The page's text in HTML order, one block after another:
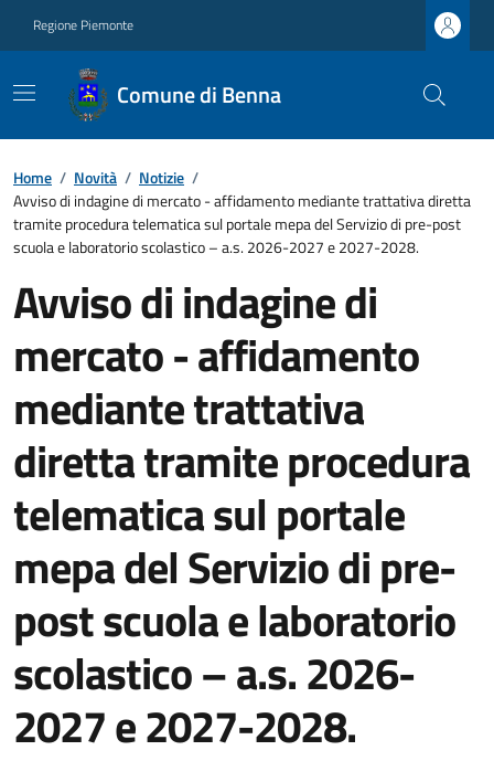
Regione Piemonte
Comune di Benna
Home / Novità / Notizie /
Avviso di indagine di mercato - affidamento mediante trattativa diretta
tramite procedura telematica sul portale mepa del Servizio di pre-post
scuola e laboratorio scolastico – a.s. 2026-2027 e 2027-2028.
Avviso di indagine di
mercato - affidamento
mediante trattativa
diretta tramite procedura
telematica sul portale
mepa del Servizio di pre-
post scuola e laboratorio
scolastico – a.s. 2026-
2027 e 2027-2028.